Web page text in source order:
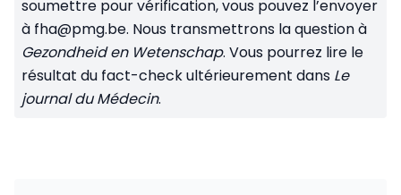
soumettre pour vérification, vous pouvez l’envoyer
à fha@pmg.be. Nous transmettrons la question à
Gezondheid en Wetenschap. Vous pourrez lire le
résultat du fact-check ultérieurement dans Le
journal du Médecin.